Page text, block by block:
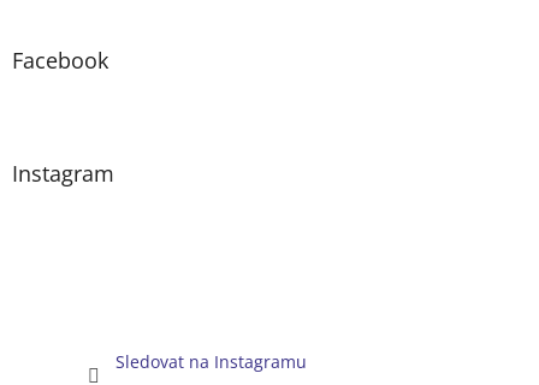
Facebook
Instagram
Sledovat na Instagramu